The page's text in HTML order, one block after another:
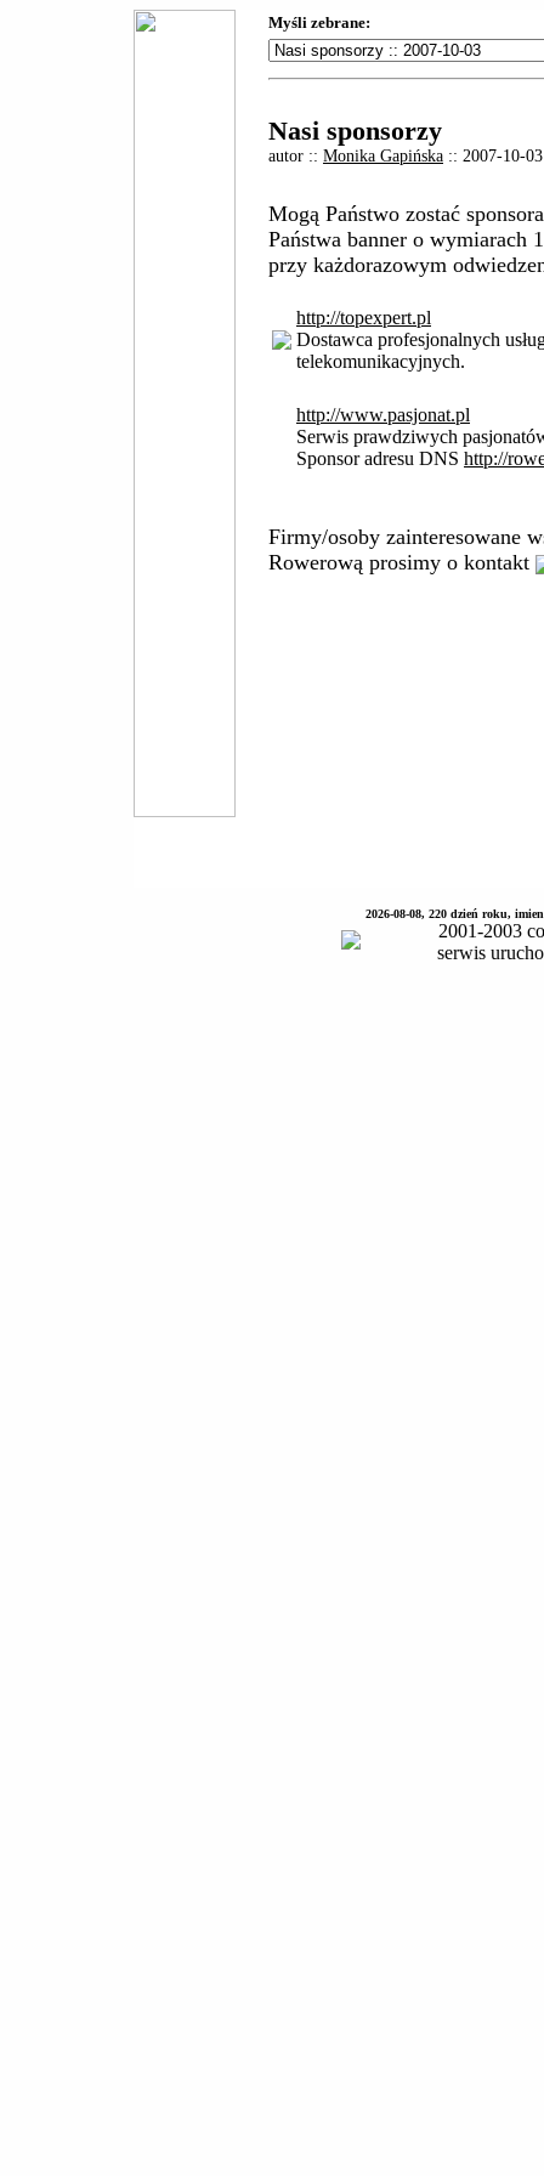
Myśli zebrane:
Nasi sponsorzy
autor :: Monika Gapińska :: 2007-10-
Mogą Państwo zostać
Państwa banner o wymiarach
przy każdorazowym
http://topexpert.pl
Dostawca profesjonalnych
telekomunikacyjnych.
http://www.pasjonat.pl
Serwis prawdziwych
Sponsor adresu DNS http://
Firmy/osoby zainteresowane
Rowerową prosimy o kontakt
2026-08-08, 220 dzień roku,
2001-2003
serwis